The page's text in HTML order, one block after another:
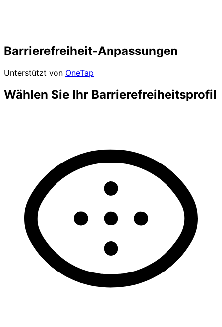
Barrierefreiheit-Anpassungen
Unterstützt von OneTap
Wählen Sie Ihr Barrierefreiheitsprofil